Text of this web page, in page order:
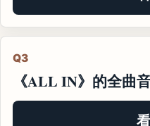
Q3
《ALL IN》的全曲